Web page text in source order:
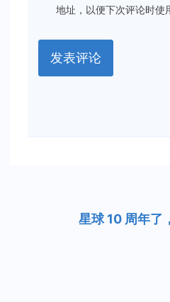
地址，以便下次评论时使
星球 10 周年了